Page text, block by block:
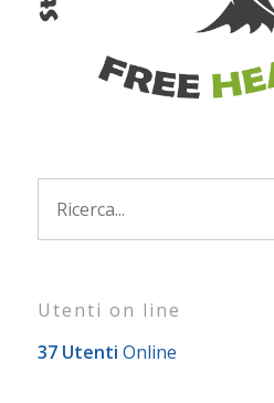
Utenti on line
37 Utenti Online